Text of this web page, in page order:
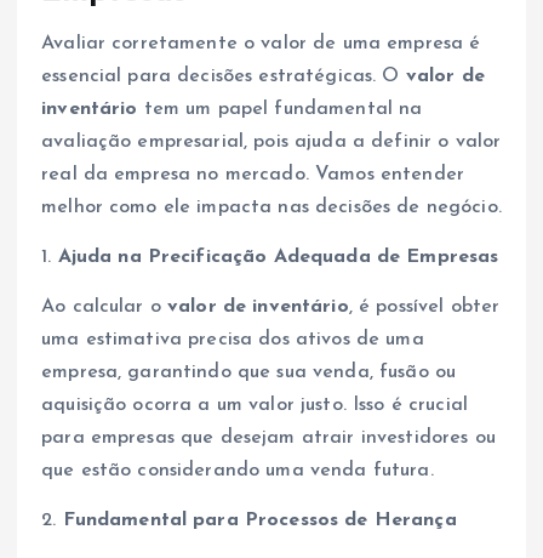
Avaliar corretamente o valor de uma empresa é
essencial para decisões estratégicas. O valor de
inventário tem um papel fundamental na
avaliação empresarial, pois ajuda a definir o valor
real da empresa no mercado. Vamos entender
melhor como ele impacta nas decisões de negócio.
1. Ajuda na Precificação Adequada de Empresas
Ao calcular ovalor de inventário, é possível obter
uma estimativa precisa dos ativos de uma
empresa, garantindo que sua venda, fusão ou
aquisição ocorra a um valor justo. Isso é crucial
para empresas que desejam atrair investidores ou
que estão considerando uma venda futura.
2. Fundamental para Processos de Herança